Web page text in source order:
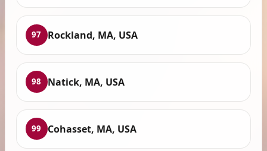
97 Rockland, MA, USA
98 Natick, MA, USA
99 Cohasset, MA, USA